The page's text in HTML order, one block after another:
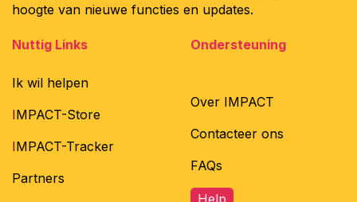
hoogte van nieuwe functies en updates.
Nuttig Links
Ik wil helpen
IMPACT-Store
IMPACT-Tracker
Partners
Ondersteuning
Over IMPACT
Contacteer ons
FAQs